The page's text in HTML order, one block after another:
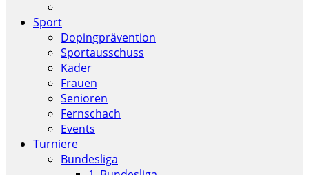
Sport
Dopingprävention
Sportausschuss
Kader
Frauen
Senioren
Fernschach
Events
Turniere
Bundesliga